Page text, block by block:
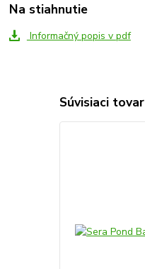
Na stiahnutie
Informačný popis v pdf
Súvisiaci tovar